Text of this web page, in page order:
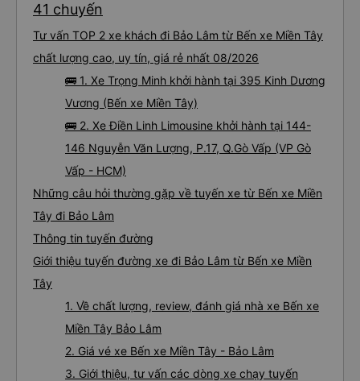
41 chuyến
Tư vấn TOP 2 xe khách đi Bảo Lâm từ Bến xe Miền Tây
chất lượng cao, uy tín, giá rẻ nhất 08/2026
🚌 1. Xe Trọng Minh khởi hành tại 395 Kinh Dương
Vương (Bến xe Miền Tây)
🚌 2. Xe Điền Linh Limousine khởi hành tại 144-
146 Nguyễn Văn Lượng, P.17, Q.Gò Vấp (VP Gò
Vấp - HCM)
Những câu hỏi thường gặp về tuyến xe từ Bến xe Miền
Tây đi Bảo Lâm
Thông tin tuyến đường
Giới thiệu tuyến đường xe đi Bảo Lâm từ Bến xe Miền
Tây
1. Về chất lượng, review, đánh giá nhà xe Bến xe
Miền Tây Bảo Lâm
2. Giá vé xe Bến xe Miền Tây - Bảo Lâm
3. Giới thiệu, tư vấn các dòng xe chạy tuyến